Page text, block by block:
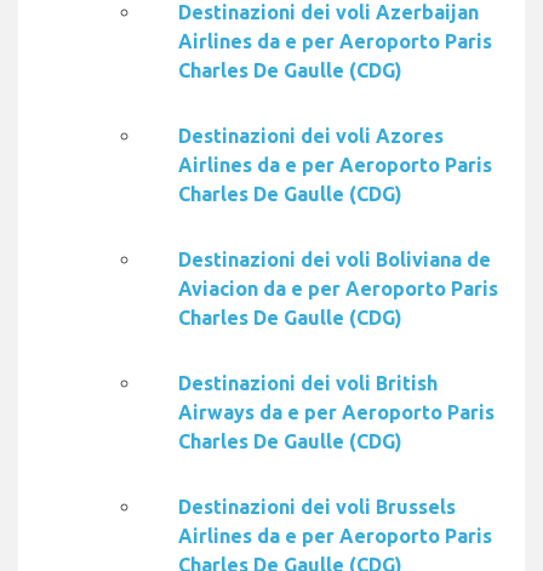
Destinazioni dei voli Azerbaijan
Airlines da e per Aeroporto Paris
Charles De Gaulle (CDG)
Destinazioni dei voli Azores
Airlines da e per Aeroporto Paris
Charles De Gaulle (CDG)
Destinazioni dei voli Boliviana de
Aviacion da e per Aeroporto Paris
Charles De Gaulle (CDG)
Destinazioni dei voli British
Airways da e per Aeroporto Paris
Charles De Gaulle (CDG)
Destinazioni dei voli Brussels
Airlines da e per Aeroporto Paris
Charles De Gaulle (CDG)